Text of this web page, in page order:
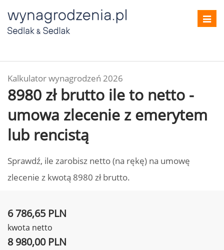
Kalkulator wynagrodzeń 2026
8980 zł brutto ile to netto -
umowa zlecenie z emerytem
lub rencistą
Sprawdź, ile zarobisz netto (na rękę) na umowę
zlecenie z kwotą 8980 zł brutto.
6 786,65 PLN
kwota netto
8 980,00 PLN